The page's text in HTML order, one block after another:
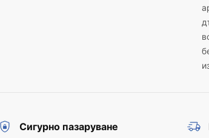
Сигурно пазаруване